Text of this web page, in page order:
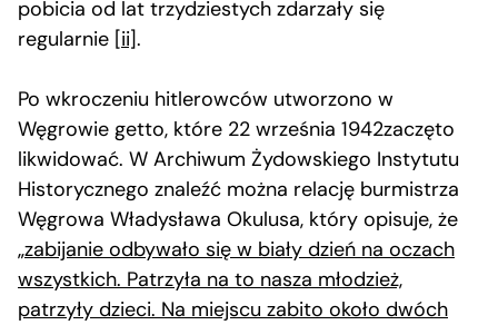
pobicia od lat trzydziestych zdarzały się
regularnie [ii].
Po wkroczeniu hitlerowców utworzono w
Węgrowie getto, które 22 września 1942zaczęto
likwidować. W Archiwum Żydowskiego Instytutu
Historycznego znaleźć można relację burmistrza
Węgrowa Władysława Okulusa, który opisuje, że
„zabijanie odbywało się w biały dzień na oczach
wszystkich. Patrzyła na to nasza młodzież,
patrzyły dzieci. Na miejscu zabito około dwóch